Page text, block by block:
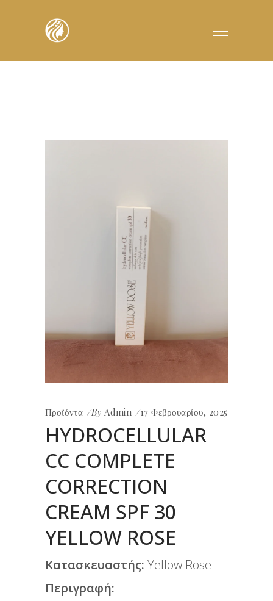
Προϊόντα ByAdmin 17 Φεβρουαρίου, 2025
HYDROCELLULAR
CC COMPLETE
CORRECTION
CREAM SPF 30
YELLOW ROSE
Κατασκευαστής: Yellow Rose
Περιγραφή: